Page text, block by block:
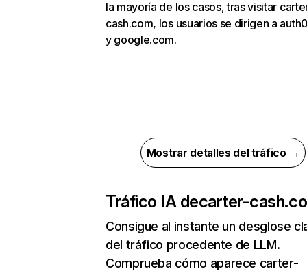
la mayoría de los casos, tras visitar
cash.com, los usuarios se dirigen a
y google.com.
Mostrar detalles del tráfico →
Tráfico IA decarter-
Consigue al instante un desglose
del tráfico procedente de LLM.
Comprueba cómo aparece carter-